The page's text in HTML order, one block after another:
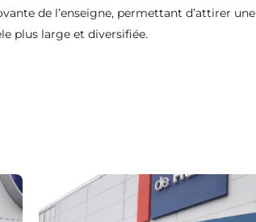
de l’enseigne, permettant d’attirer une
plus large et diversifiée.
salon